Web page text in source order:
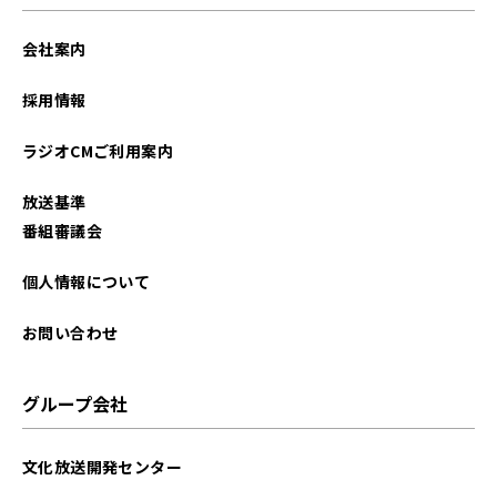
会社案内
採用情報
ラジオCMご利用案内
放送基準
番組審議会
個人情報について
お問い合わせ
グループ会社
文化放送開発センター